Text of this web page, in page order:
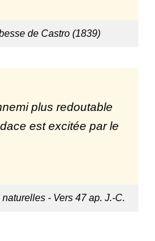
de Castro (1839)
plus redoutable
est excitée par le
- Vers 47 ap. J.-C.